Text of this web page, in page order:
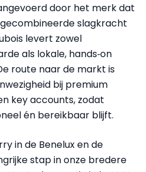
door het merk dat
slagkracht
levert zowel
als lokale, hands‑on
route naar de markt is
bij premium
key accounts, zodat
én bereikbaar blijft.
in de Benelux en de
stap in onze bredere